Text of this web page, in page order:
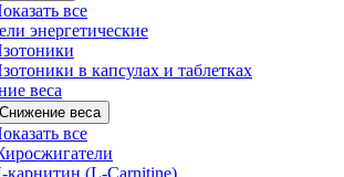
все
энергетические
в капсулах и таблетках
веса
Снижение веса
все
карнитин (L-Carnitine)